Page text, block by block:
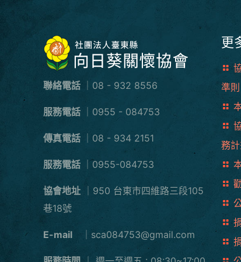
聯絡電話 ｜08 - 932 8556
服務電話 ｜0955 - 084753
傳真電話 ｜08 - 934 2151
服務電話 ｜0955-084753
協會地址 ｜950 台東市四維路三段105
巷18號
E-mail ｜sca084753@gmail.com
更
準則
務